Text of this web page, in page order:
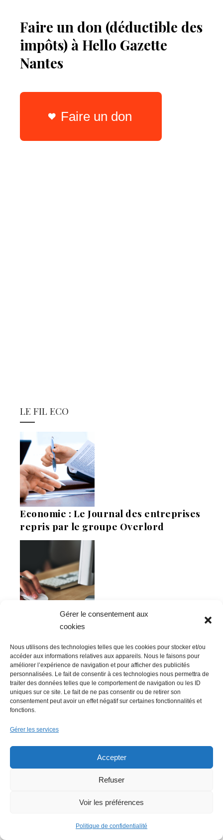
Gérer le consentement aux
cookies
Nous utilisons des technologies telles que les cookies pour stocker et/ou
accéder aux informations relatives aux appareils. Nous le faisons pour
améliorer l’expérience de navigation et pour afficher des publicités
personnalisées. Le fait de consentir à ces technologies nous permettra de
traiter des données telles que le comportement de navigation ou les ID
uniques sur ce site. Le fait de ne pas consentir ou de retirer son
consentement peut avoir un effet négatif sur certaines fonctionnalités et
fonctions.
Gérer les services
Accepter
Refuser
Voir les préférences
Politique de confidentialité
Faire un don (déductible des
impôts) à Hello Gazette
Nantes
Faire un don
LE FIL ECO
Economie : Le Journal des entreprises
repris par le groupe Overlord
Emploi : une journée de recrutement
Economie : Wash.ME poursuit son
développement dans la région